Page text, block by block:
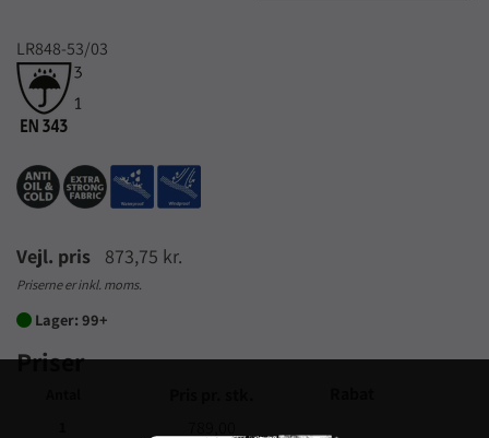
LR848-53/03
Vejl. pris 873,75 kr.
Priserne er inkl. moms.
 Lager: 99+
Priser